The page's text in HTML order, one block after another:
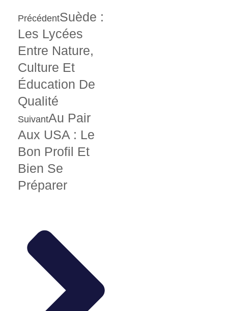
PrécédentSuède :
Les Lycées
Entre Nature,
Culture Et
Éducation De
Qualité
SuivantAu Pair
Aux USA : Le
Bon Profil Et
Bien Se
Préparer